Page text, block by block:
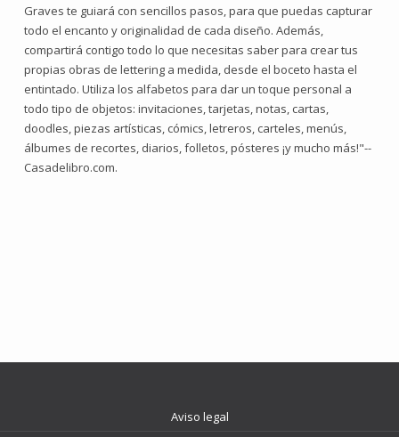
Graves te guiará con sencillos pasos, para que puedas capturar
todo el encanto y originalidad de cada diseño. Además,
compartirá contigo todo lo que necesitas saber para crear tus
propias obras de lettering a medida, desde el boceto hasta el
entintado. Utiliza los alfabetos para dar un toque personal a
todo tipo de objetos: invitaciones, tarjetas, notas, cartas,
doodles, piezas artísticas, cómics, letreros, carteles, menús,
álbumes de recortes, diarios, folletos, pósteres ¡y mucho más!"--
Casadelibro.com.
Aviso legal